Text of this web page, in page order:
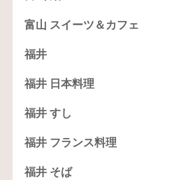
富山 スイーツ＆カフェ
福井
福井 日本料理
福井 すし
福井 フランス料理
福井 そば